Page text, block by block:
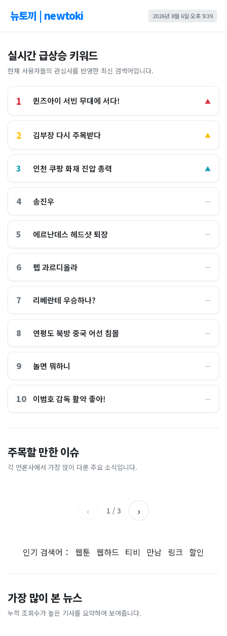
뉴토끼 | newtoki 2026년 8월 6일 오후 9:39
실시간 급상승 키워드
현재 사용자들의 관심사를 반영한 최신 검색어입니다.
1 퀸즈아이 서빈 무대에 서다! ▲
2 김부장 다시 주목받다 ▲
3 인천 쿠팡 화재 진압 총력 ▲
4 송진우 ―
5 에르난데스 헤드샷 퇴장 ―
6 펩 과르디올라 ―
7 리베란테 우승하나? ―
8 연평도 북방 중국 어선 침몰 ―
9 놀면 뭐하니 ―
10 이범호 감독 활약 좋아! ―
주목할 만한 이슈
각 언론사에서 가장 많이 다룬 주요 소식입니다.
홈플러스, 2000억원으로 '시
간'을 샀다
비즈워치
왜?매일경제
[날씨] 오늘 밤 또 내린다...내
륙 중심 최대 150mm
졌다...국산 53개 중소기업이
‹ 1 / 3 ›
인기 검색어： 웹툰 웹하드 티비 만남 링크 할인
가장 많이 본 뉴스
누적 조회수가 높은 기사를 요약하여 보여줍니다.